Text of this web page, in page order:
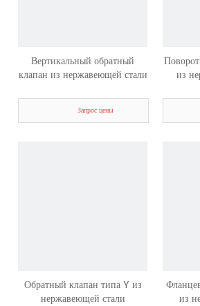
Вертикальный обратный
клапан из нержавеющей стали
Запрос цены
из
Обратный клапан типа Y из
нержавеющей стали
из